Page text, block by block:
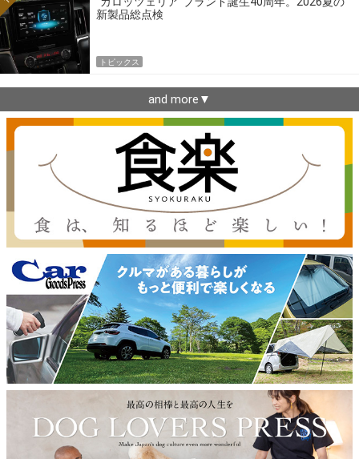
新製品総点検
トピックス
and more▼